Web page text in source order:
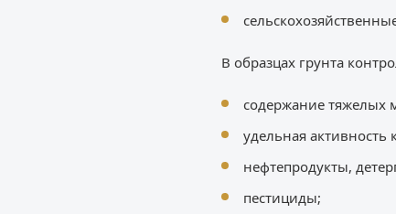
В образцах грунта
содержание тяжелых
удельная активность
нефтепродукты,
пестициды;